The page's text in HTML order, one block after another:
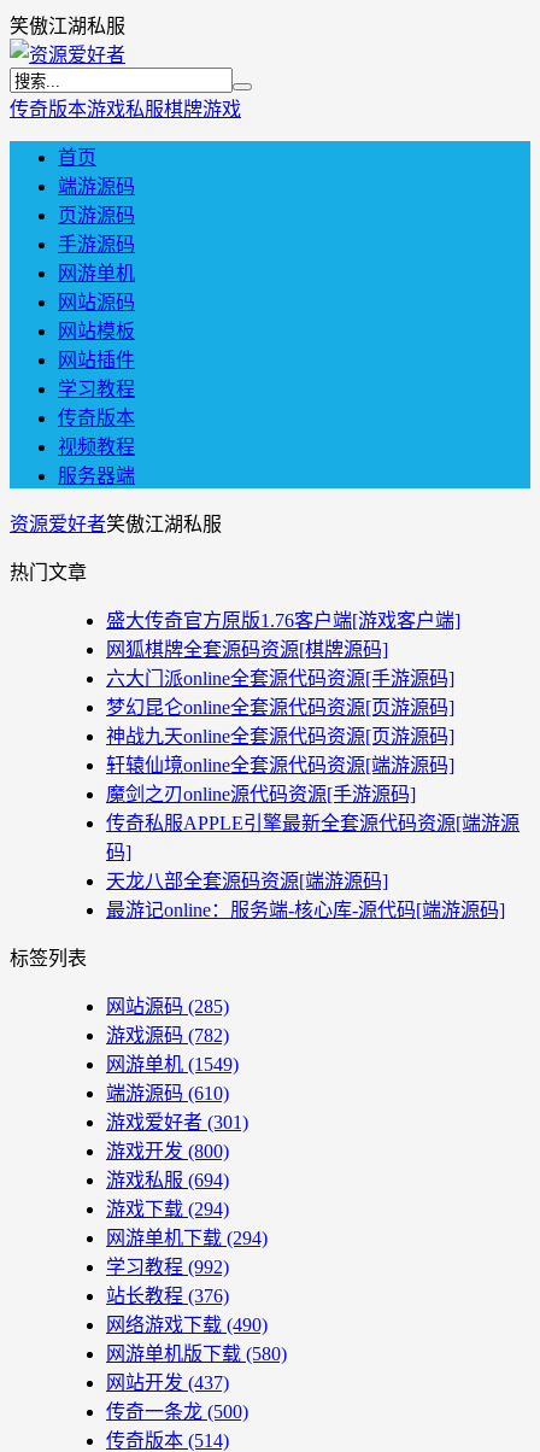
笑傲江湖私服
传奇版本游戏私服棋牌游戏
首页
端游源码
页游源码
手游源码
网游单机
网站源码
网站模板
网站插件
学习教程
传奇版本
视频教程
服务器端
资源爱好者笑傲江湖私服
热门文章
盛大传奇官方原版1.76客户端[游戏客户端]
网狐棋牌全套源码资源[棋牌源码]
六大门派online全套源代码资源[手游源码]
梦幻昆仑online全套源代码资源[页游源码]
神战九天online全套源代码资源[页游源码]
轩辕仙境online全套源代码资源[端游源码]
魔剑之刃online源代码资源[手游源码]
传奇私服APPLE引擎最新全套源代码资源[端游源
码]
天龙八部全套源码资源[端游源码]
最游记online：服务端-核心库-源代码[端游源码]
标签列表
网站源码 (285)
游戏源码 (782)
网游单机 (1549)
端游源码 (610)
游戏爱好者 (301)
游戏开发 (800)
游戏私服 (694)
游戏下载 (294)
网游单机下载 (294)
学习教程 (992)
站长教程 (376)
网络游戏下载 (490)
网游单机版下载 (580)
网站开发 (437)
传奇一条龙 (500)
传奇版本 (514)